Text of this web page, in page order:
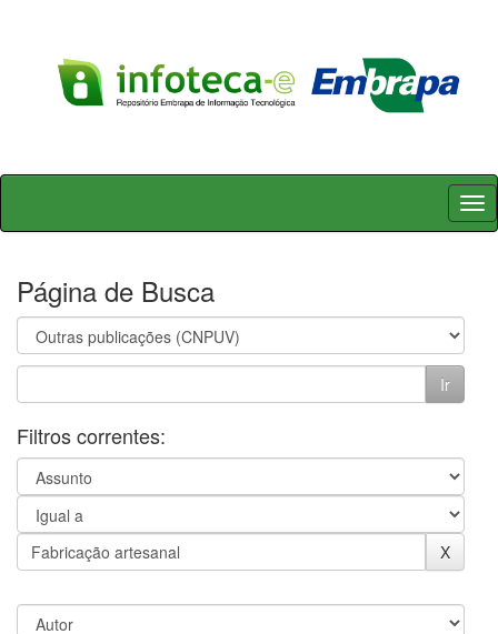
Skip
Página de Busca
Filtros correntes: